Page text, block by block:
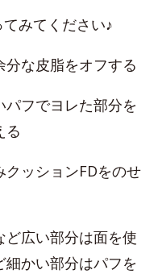
みてください♪
な皮脂をオフする
フでヨレた部分を
る
ッションFDをのせ
ど広い部分は面を使
かい部分はパフを